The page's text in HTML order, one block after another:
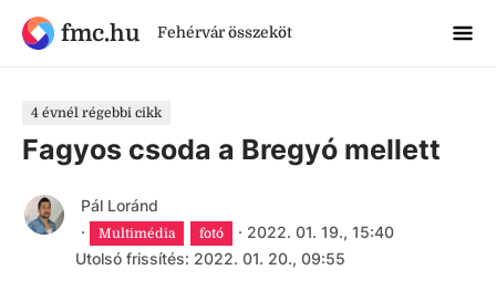
fmc.hu Fehérvár összeköt
4 évnél régebbi cikk
Fagyos csoda a Bregyó mellett
Pál Loránd
·
Multimédia fotó · 2022. 01. 19., 15:40
Utolsó frissítés: 2022. 01. 20., 09:55